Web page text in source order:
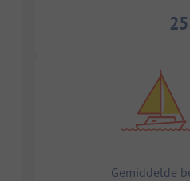
25
Gemiddelde